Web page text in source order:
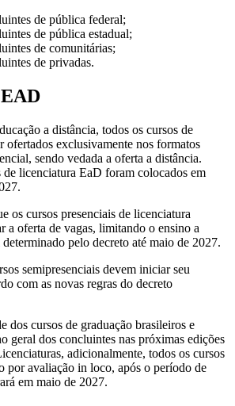
de pública federal;
de pública estadual;
de comunitárias;
de privadas.
a distância, todos os cursos de
ofertados exclusivamente nos formatos
sendo vedada a oferta a distância.
de licenciatura EaD foram colocados em
os cursos presenciais de licenciatura
a oferta de vagas, limitando o ensino a
pelo decreto até maio de 2027.
semipresenciais devem iniciar seu
com as novas regras do decreto
dos cursos de graduação brasileiros e
geral dos concluintes nas próximas edições
adicionalmente, todos os cursos
por avaliação in loco, após o período de
em maio de 2027.